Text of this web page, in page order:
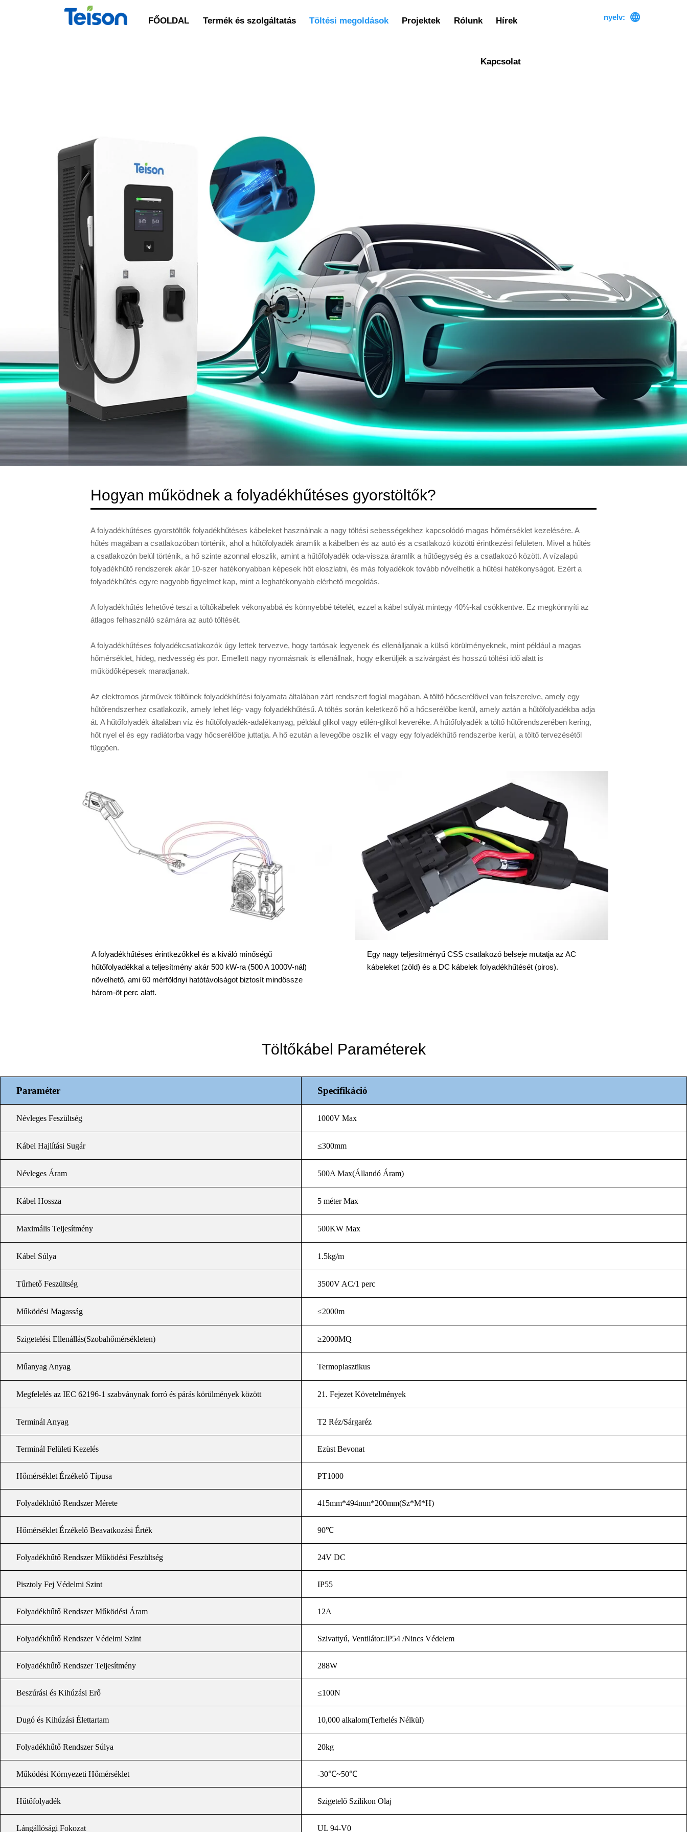
FŐOLDAL Termék és szolgáltatás Töltési megoldások Projektek Rólunk Hírek
Kapcsolat
nyelv: 
Hogyan működnek a folyadékhűtéses gyorstöltők?
A folyadékhűtéses gyorstöltők folyadékhűtéses kábeleket használnak a nagy töltési sebességekhez kapcsolódó magas hőmérséklet kezelésére. A
hűtés magában a csatlakozóban történik, ahol a hűtőfolyadék áramlik a kábelben és az autó és a csatlakozó közötti érintkezési felületen. Mivel a hűtés
a csatlakozón belül történik, a hő szinte azonnal eloszlik, amint a hűtőfolyadék oda-vissza áramlik a hűtőegység és a csatlakozó között. A vízalapú
folyadékhűtő rendszerek akár 10-szer hatékonyabban képesek hőt eloszlatni, és más folyadékok tovább növelhetik a hűtési hatékonyságot. Ezért a
folyadékhűtés egyre nagyobb figyelmet kap, mint a leghatékonyabb elérhető megoldás.
A folyadékhűtés lehetővé teszi a töltőkábelek vékonyabbá és könnyebbé tételét, ezzel a kábel súlyát mintegy 40%-kal csökkentve. Ez megkönnyíti az
átlagos felhasználó számára az autó töltését.
A folyadékhűtéses folyadékcsatlakozók úgy lettek tervezve, hogy tartósak legyenek és ellenálljanak a külső körülményeknek, mint például a magas
hőmérséklet, hideg, nedvesség és por. Emellett nagy nyomásnak is ellenállnak, hogy elkerüljék a szivárgást és hosszú töltési idő alatt is
működőképesek maradjanak.
Az elektromos járművek töltőinek folyadékhűtési folyamata általában zárt rendszert foglal magában. A töltő hőcserélővel van felszerelve, amely egy
hűtőrendszerhez csatlakozik, amely lehet lég- vagy folyadékhűtésű. A töltés során keletkező hő a hőcserélőbe kerül, amely aztán a hűtőfolyadékba adja
át. A hűtőfolyadék általában víz és hűtőfolyadék-adalékanyag, például glikol vagy etilén-glikol keveréke. A hűtőfolyadék a töltő hűtőrendszerében kering,
hőt nyel el és egy radiátorba vagy hőcserélőbe juttatja. A hő ezután a levegőbe oszlik el vagy egy folyadékhűtő rendszerbe kerül, a töltő tervezésétől
függően.
A folyadékhűtéses érintkezőkkel és a kiváló minőségű
hűtőfolyadékkal a teljesítmény akár 500 kW-ra (500 A 1000V-nál)
növelhető, ami 60 mérföldnyi hatótávolságot biztosít mindössze
három-öt perc alatt.
Egy nagy teljesítményű CSS csatlakozó belseje mutatja az AC
kábeleket (zöld) és a DC kábelek folyadékhűtését (piros).
Töltőkábel Paraméterek
Paraméter Specifikáció
Névleges Feszültség 1000V Max
Kábel Hajlítási Sugár ≤300mm
Névleges Áram 500A Max(Állandó Áram)
Kábel Hossza 5 méter Max
Maximális Teljesítmény 500KW Max
Kábel Súlya 1.5kg/m
Tűrhető Feszültség 3500V AC/1 perc
Működési Magasság ≤2000m
Szigetelési Ellenállás(Szobahőmérsékleten) ≥2000MQ
Műanyag Anyag Termoplasztikus
Megfelelés az IEC 62196-1 szabványnak forró és párás körülmények között 21. Fejezet Követelmények
Terminál Anyag T2 Réz/Sárgaréz
Terminál Felületi Kezelés Ezüst Bevonat
Hőmérséklet Érzékelő Típusa PT1000
Folyadékhűtő Rendszer Mérete 415mm*494mm*200mm(Sz*M*H)
Hőmérséklet Érzékelő Beavatkozási Érték 90℃
Folyadékhűtő Rendszer Működési Feszültség 24V DC
Pisztoly Fej Védelmi Szint IP55
Folyadékhűtő Rendszer Működési Áram 12A
Folyadékhűtő Rendszer Védelmi Szint Szivattyú, Ventilátor:IP54 /Nincs Védelem
Folyadékhűtő Rendszer Teljesítmény 288W
Beszúrási és Kihúzási Erő ≤100N
Dugó és Kihúzási Élettartam 10,000 alkalom(Terhelés Nélkül)
Folyadékhűtő Rendszer Súlya 20kg
Működési Környezeti Hőmérséklet -30℃~50℃
Hűtőfolyadék Szigetelő Szilikon Olaj
Lángállósági Fokozat UL 94-V0